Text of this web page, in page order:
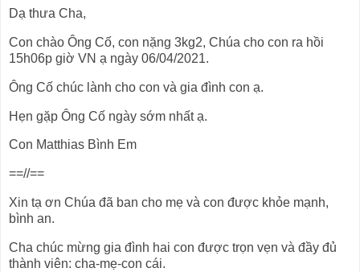
Dạ thưa Cha,
Con chào Ông Cố, con nặng 3kg2, Chúa cho con ra hồi
15h06p giờ VN ạ ngày 06/04/2021.
Ông Cố chúc lành cho con và gia đình con ạ.
Hẹn gặp Ông Cố ngày sớm nhất ạ.
Con Matthias Bình Em
==//==
Xin tạ ơn Chúa đã ban cho mẹ và con được khỏe mạnh,
bình an.
Cha chúc mừng gia đình hai con được trọn vẹn và đầy đủ
thành viên: cha-mẹ-con cái.